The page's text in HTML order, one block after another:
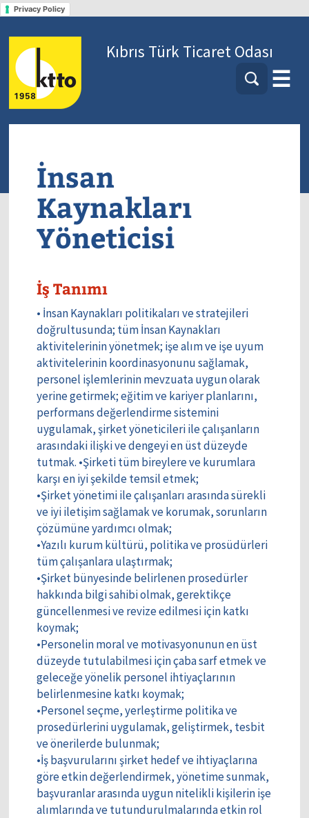
Privacy Policy
Kıbrıs Türk Ticaret Odası
☰
İnsan
Kaynakları
Yöneticisi
İş Tanımı
• İnsan Kaynakları politikaları ve stratejileri
doğrultusunda; tüm İnsan Kaynakları
aktivitelerinin yönetmek; işe alım ve işe uyum
aktivitelerinin koordinasyonunu sağlamak,
personel işlemlerinin mevzuata uygun olarak
yerine getirmek; eğitim ve kariyer planlarını,
performans değerlendirme sistemini
uygulamak, şirket yöneticileri ile çalışanların
arasındaki ilişki ve dengeyi en üst düzeyde
tutmak. •Şirketi tüm bireylere ve kurumlara
karşı en iyi şekilde temsil etmek;
•Şirket yönetimi ile çalışanları arasında sürekli
ve iyi iletişim sağlamak ve korumak, sorunların
çözümüne yardımcı olmak;
•Yazılı kurum kültürü, politika ve prosüdürleri
tüm çalışanlara ulaştırmak;
•Şirket bünyesinde belirlenen prosedürler
hakkında bilgi sahibi olmak, gerektikçe
güncellenmesi ve revize edilmesi için katkı
koymak;
•Personelin moral ve motivasyonunun en üst
düzeyde tutulabilmesi için çaba sarf etmek ve
geleceğe yönelik personel ihtiyaçlarının
belirlenmesine katkı koymak;
•Personel seçme, yerleştirme politika ve
prosedürlerini uygulamak, geliştirmek, tesbit
ve önerilerde bulunmak;
•İş başvurularını şirket hedef ve ihtiyaçlarına
göre etkin değerlendirmek, yönetime sunmak,
başvuranlar arasında uygun nitelikli kişilerin işe
alımlarında ve tutundurulmalarında etkin rol